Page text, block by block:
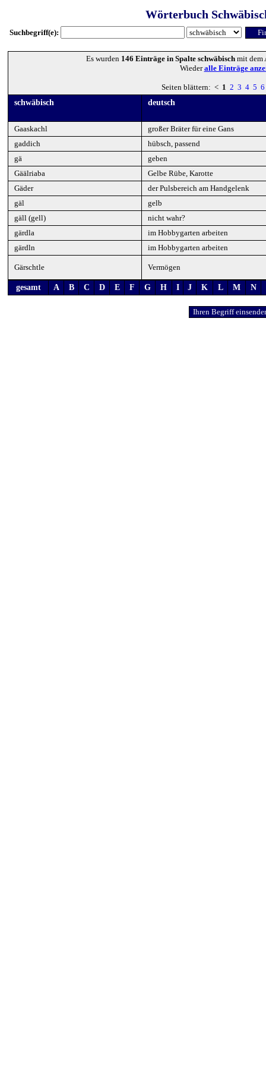
Wörterbuch
Suchbegriff(e):
Es wurden 146 Einträge in Spalte schwäbischmit dem
Wiederalle Einträge
Seiten blättern: < 1 2 3 4 5 6
schwäbisch
deutsch
Gaaskachl
großer Bräter für eine Gans
gaddich
hübsch, passend
gä
geben
Gäälriaba
Gelbe Rübe, Karotte
Gäder
der Pulsbereich am Handgelenk
gäl
gelb
gäll (gell)
nicht wahr?
gärdla
im Hobbygarten arbeiten
gärdln
im Hobbygarten arbeiten
Gärschtle Vermögen
gesamt A B C D E F G H I J K L M N